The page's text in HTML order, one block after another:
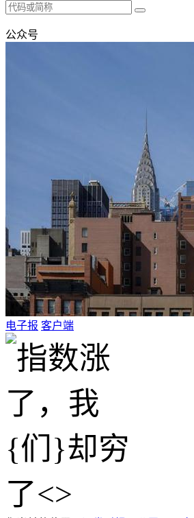
公众号
电子报 客户端